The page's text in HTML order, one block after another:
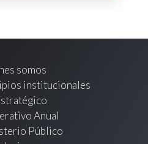
somos
institucionales
Anual
Público